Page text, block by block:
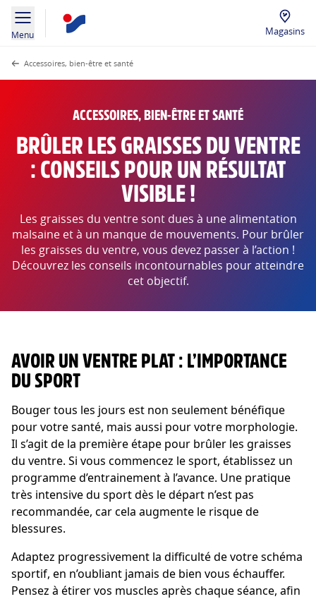
Menu Magasins
Accessoires, bien-être et santé
ACCESSOIRES, BIEN-ÊTRE ET SANTÉ
BRÛLER LES GRAISSES DU VENTRE
: CONSEILS POUR UN RÉSULTAT
VISIBLE !
Les graisses du ventre sont dues à une alimentation
malsaine et à un manque de mouvements. Pour brûler
les graisses du ventre, vous devez passer à l’action !
Découvrez les conseils incontournables pour atteindre
cet objectif.
AVOIR UN VENTRE PLAT : L’IMPORTANCE
DU SPORT
Bouger tous les jours est non seulement bénéfique
pour votre santé, mais aussi pour votre morphologie.
Il s’agit de la première étape pour brûler les graisses
du ventre. Si vous commencez le sport, établissez un
programme d’entrainement à l’avance. Une pratique
très intensive du sport dès le départ n’est pas
recommandée, car cela augmente le risque de
blessures.
Adaptez progressivement la difficulté de votre schéma
sportif, en n’oubliant jamais de bien vous échauffer.
Pensez à étirer vos muscles après chaque séance, afin